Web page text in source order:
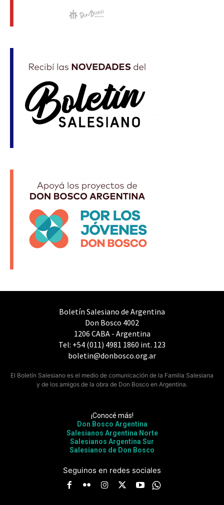
Boletín Salesiano de Argentina
Don Bosco 4002
1206 CABA - Argentina
Tel: +54 (011) 4981 1860 int. 123
boletin@donbosco.org.ar
El Boletín Salesiano es el medio de comunicación de la Familia Salesiana
y de los amigos de la obra de Don Bosco en Argentina.
¡Conocé más!
Don Bosco Argentina
Salesianos Argentina Norte
Salesianos Argentina Sur
Salesianos de Don Bosco
Seguinos en redes sociales